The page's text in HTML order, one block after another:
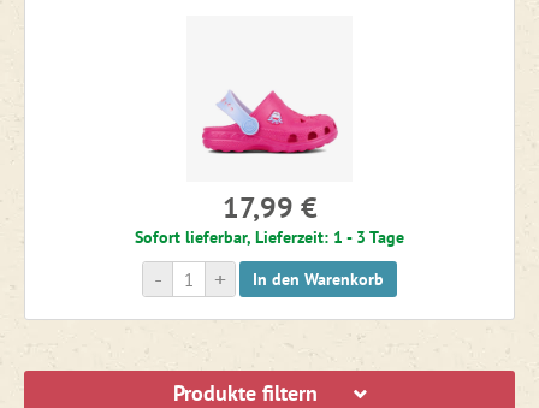
17,99 €
Sofort lieferbar, Lieferzeit: 1 - 3 Tage
+
- In den Warenkorb
Produkte filtern